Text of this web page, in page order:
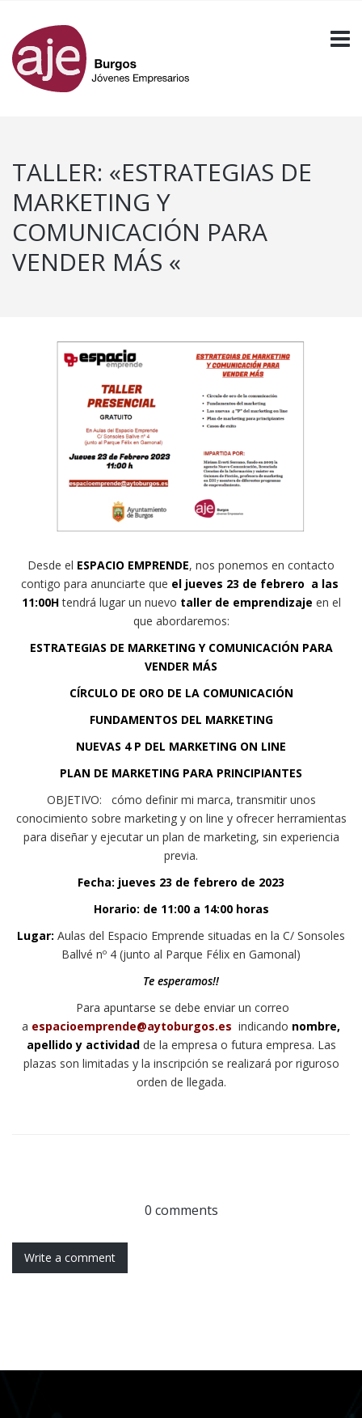
TALLER: «ESTRATEGIAS DE
MARKETING Y
COMUNICACIÓN PARA
VENDER MÁS «
Desde el ESPACIO EMPRENDE, nos ponemos en contacto
contigo para anunciarte que el jueves 23 de febrero a las
11:00H tendrá lugar un nuevo taller de emprendizaje en el
que abordaremos:
ESTRATEGIAS DE MARKETING Y COMUNICACIÓN PARA
VENDER MÁS
CÍRCULO DE ORO DE LA COMUNICACIÓN
FUNDAMENTOS DEL MARKETING
NUEVAS 4 P DEL MARKETING ON LINE
PLAN DE MARKETING PARA PRINCIPIANTES
OBJETIVO: cómo definir mi marca, transmitir unos
conocimiento sobre marketing y on line y ofrecer herramientas
para diseñar y ejecutar un plan de marketing, sin experiencia
previa.
Fecha: jueves 23 de febrero de 2023
Horario: de 11:00 a 14:00 horas
Lugar: Aulas del Espacio Emprende situadas en la C/ Sonsoles
Ballvé nº 4 (junto al Parque Félix en Gamonal)
Te esperamos!!
Para apuntarse se debe enviar un correo
a espacioemprende@aytoburgos.es indicando nombre,
apellido y actividad de la empresa o futura empresa. Las
plazas son limitadas y la inscripción se realizará por riguroso
orden de llegada.
0 comments
Write a comment